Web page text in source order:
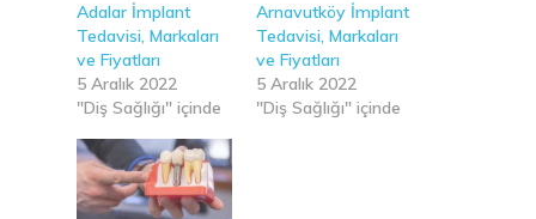
Adalar İmplant
Tedavisi, Markaları
ve Fiyatları
5 Aralık 2022
"Diş Sağlığı" içinde
Arnavutköy İmplant
Tedavisi, Markaları
ve Fiyatları
5 Aralık 2022
"Diş Sağlığı" içinde